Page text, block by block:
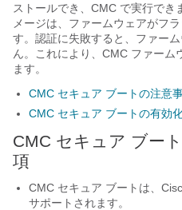
ストールでき、CMC で実行でき
メージは、ファームウェアがフ
す。認証に失敗すると、ファー
ん。これにより、CMC ファーム
ます。
CMC セキュア ブートの注意
CMC セキュア ブートの有効
CMC セキュア ブー
項
CMC セキュア ブートは、
サポートされます。